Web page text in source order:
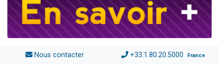
Nous contacter +33.1.80.20.5000 France